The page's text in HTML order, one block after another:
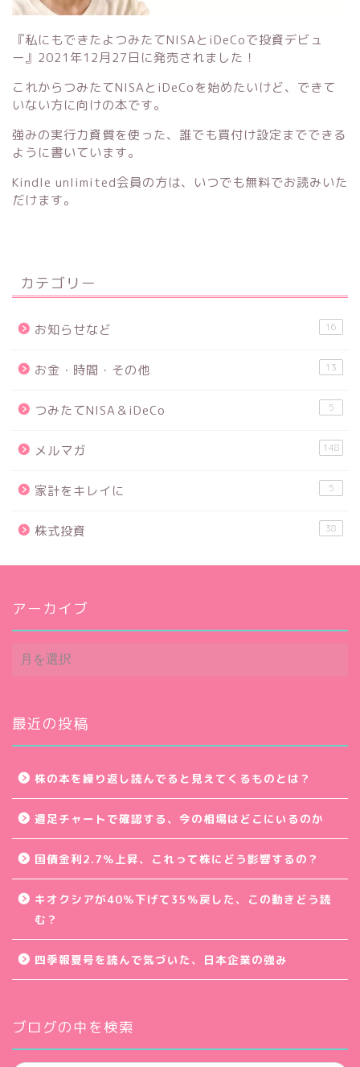
『私にもできたよつみたてNISAとiDeCoで投資デビュ
ー』 2021年12月27日に発売されました！
これからつみたてNISAとiDeCoを始めたいけど、できて
いない方に向けの本です。
強みの実行力資質を使った、誰でも買付け設定までできる
ように書いています。
Kindle unlimited会員の方は、いつでも無料でお読みいた
だけます。
カテゴリー
お知らせなど 16
お金・時間・その他 13
つみたてNISA＆iDeCo 5
メルマガ 148
家計をキレイに 5
株式投資 38
アーカイブ
ア
ー
ブ
最近の投稿
株の本を繰り返し読んでると見えてくるものとは？
週足チャートで確認する、今の相場はどこにいるのか
国債金利2.7％上昇、これって株にどう影響するの？
キオクシアが40％下げて35％戻した、この動きどう読
む？
四季報夏号を読んで気づいた、日本企業の強み
ブログの中を検索